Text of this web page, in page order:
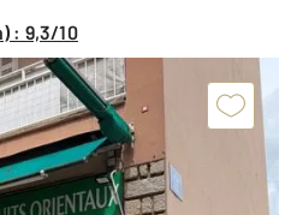
: 9,3/10